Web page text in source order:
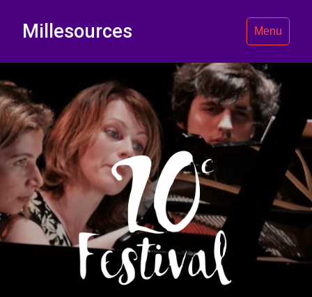
Millesources Menu